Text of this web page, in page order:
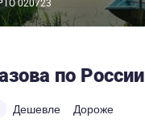
020723
по России
Дешевле Дороже